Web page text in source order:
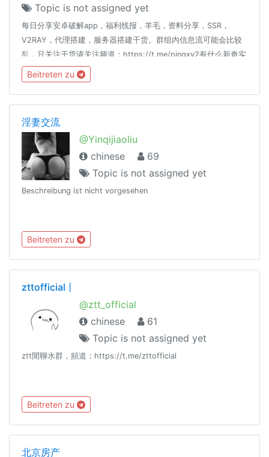
Topic is not assigned yet
每日分享安卓破解app，福利线报，羊毛，资料分享，SSR，
V2RAY，代理搭建，服务器搭建干货。群组内信息流可能会比较
乱，只关注干货请关注频道：https://t.me/pingxv2有什么新奇实
用软件或线报可以发送给@PingXdd设置Telegram为中文：
https://t.me/setlanguage/classic-zh-cn
Beitreten zu
淫妻交流
@Yinqijiaoliu
chinese
69
Topic is not assigned yet
Beschreibung ist nicht vorgesehen
Beitreten zu
zttofficial丨
@ztt_official
chinese
61
Topic is not assigned yet
ztt閒聊水群，頻道：https://t.me/zttofficial
Beitreten zu
北京房产